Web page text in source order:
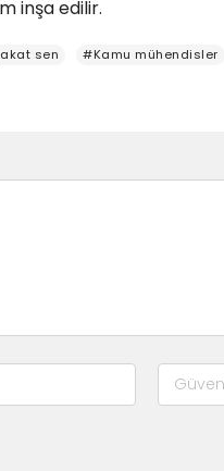
inşa edilir.
sen #Kamu mühendisler